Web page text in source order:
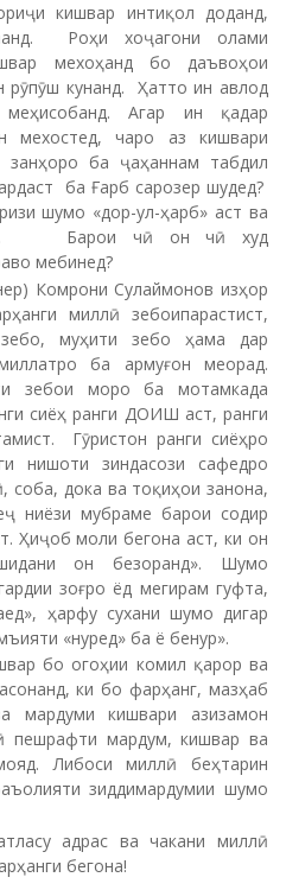
кишвар интиқол доданд,
Роҳи хоҷагони олами
мехоҳанд бо даъвоҳои
рӯпӯш кунанд. Ҳатто ин авлод
Агар ин қадар
мехостед, чаро аз кишвари
занҳоро ба ҷаҳаннам табдил
ба Ғарб сарозер шудед?
шумо «дор-ул-ҳарб» аст ва
Барои чӣ он чӣ худ
мебинед?
Комрони Сулаймонов изҳор
миллӣ зебоипарастист,
муҳити зебо ҳама дар
ба армуғон меорад.
зебои моро ба мотамкада
сиёҳ ранги ДОИШ аст, ранги
Гӯристон ранги сиёҳро
нишоти зиндасози сафедро
соба, дока ва тоқиҳои занона,
ниёзи мубраме барои содир
Ҳиҷоб моли бегона аст, ки он
он безоранд». Шумо
зоғро ёд мегирам гуфта,
ҳарфу сухани шумо дигар
«нуред» ба ё бенур».
бо огоҳии комил қарор ва
ки бо фарҳанг, мазҳаб
мардуми кишвари азизамон
пешрафти мардум, кишвар ва
Либоси миллӣ беҳтарин
зиддимардумии шумо
адрас ва чакани миллӣ
бегона!